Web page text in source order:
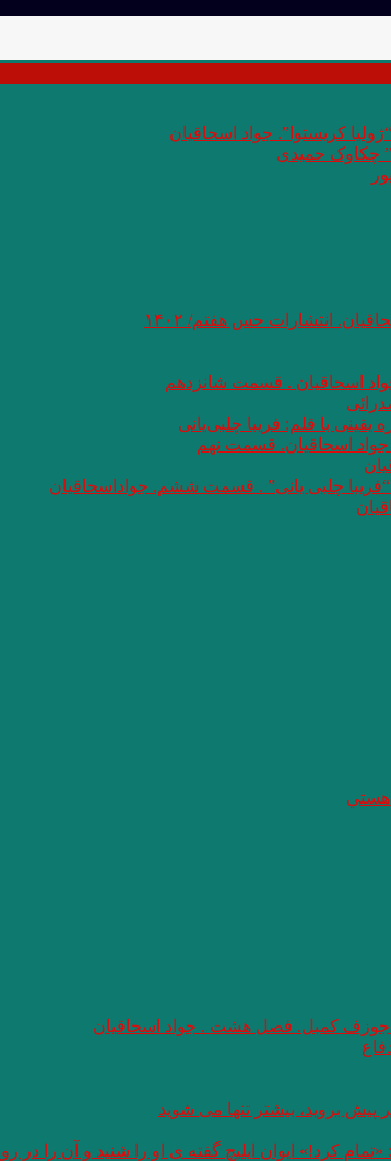
کریستوا”. جواد اسحاقیان
چکاوک حمیدی
انتشارات حس هفتم/ ۱۴۰۲
اسحاقیان . قسمت شانزدهم
با قلم: فریبا چلبی‌یانی
جواد اسحاقیان. قسمت نهم
چلبی یانی” . قسمت ششم. جواداسحاقیان
هستي
جوزف کمبل. فصل هشت . جواد اسحاقیان
بروید، بیشتر تنها می شوید
کرد!» ایوان ایلیچ گفته ی او را شنید و آن را